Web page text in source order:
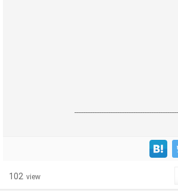
102 view